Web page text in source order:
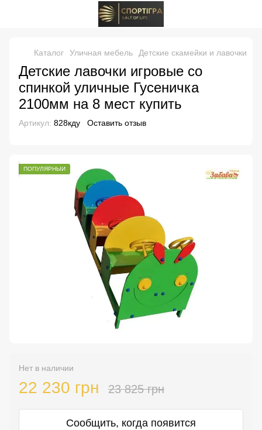
Каталог Уличная мебель Детские скамейки и лавочки
Детские лавочки игровые со
спинкой уличные Гусеничка
2100мм на 8 мест купить
Артикул: 828кду Оставить отзыв
ПОПУЛЯРНЫЙ
Нет в наличии
22 230 грн 23 825 грн
Сообщить, когда появится